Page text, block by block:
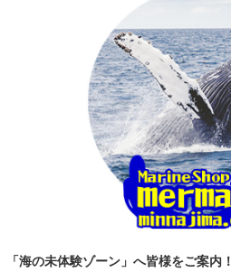
「海の未体験ゾーン」へ皆様をご案内！